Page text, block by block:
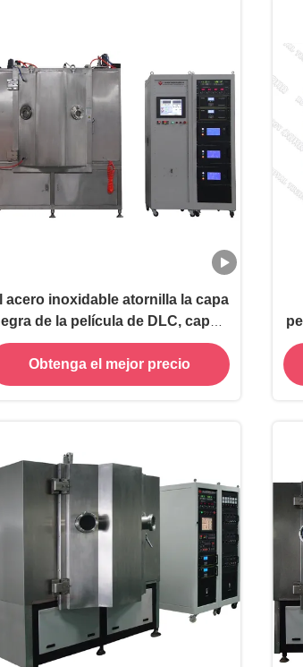
acero inoxidable atornilla la capa
de la película de DLC, capas
de las sujeciones PVD de la
precisión de los SS
Obtenga el mejor precio